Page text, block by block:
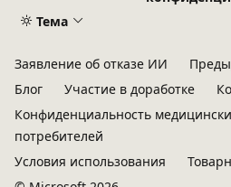
Тема
Заявление об отказе ИИ
Блог
Участие в доработке
Конфиденциальность
потребителей
Условия использования